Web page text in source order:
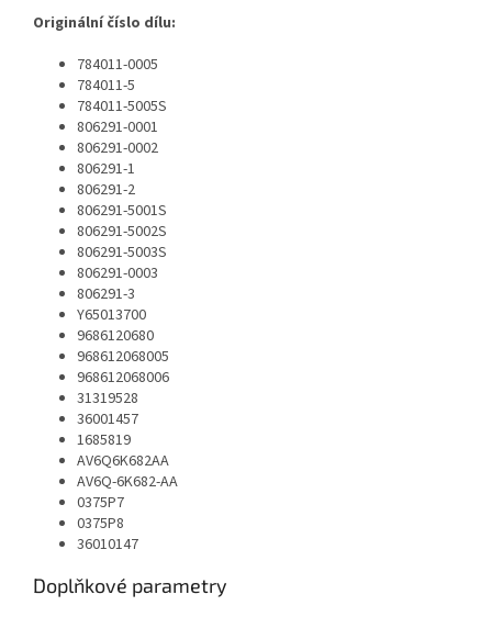
Originální číslo dílu:
784011-0005
784011-5
784011-5005S
806291-0001
806291-0002
806291-1
806291-2
806291-5001S
806291-5002S
806291-5003S
806291-0003
806291-3
Y65013700
9686120680
968612068005
968612068006
31319528
36001457
1685819
AV6Q6K682AA
AV6Q-6K682-AA
0375P7
0375P8
36010147
Doplňkové parametry